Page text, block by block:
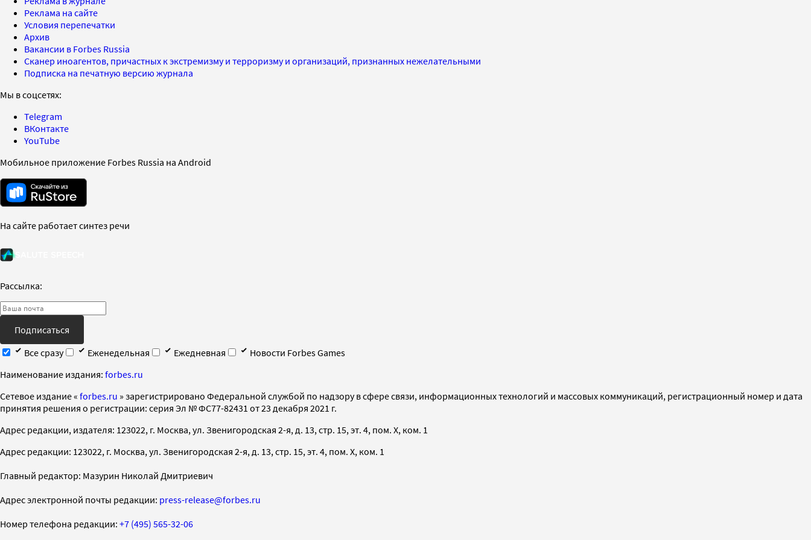
Реклама на сайте
Условия перепечатки
Архив
Вакансии в Forbes Russia
Сканер иноагентов, причастных к экстремизму и терроризму и организаций, признанных нежелательными
Подписка на печатную версию журнала
Мы в соцсетях:
Telegram
ВКонтакте
YouTube
Мобильное приложение Forbes Russia на Android
На сайте работает синтез речи
Рассылка:
Подписаться
Все сразу
Еженедельная Ежедневная
Новости Forbes Games
Наименование издания: forbes.ru
Cетевое издание « forbes.ru » зарегистрировано Федеральной службой по надзору в сфере связи, информационных технологий и массовых коммуникаций, регистрационный номер и дата
принятия решения о регистрации: серия Эл № ФС77-82431 от 23 декабря 2021 г.
Адрес редакции, издателя: 123022, г. Москва, ул. Звенигородская 2-я, д. 13, стр. 15, эт. 4, пом. X, ком. 1
Адрес редакции: 123022, г. Москва, ул. Звенигородская 2-я, д. 13, стр. 15, эт. 4, пом. X, ком. 1
Главный редактор: Мазурин Николай Дмитриевич
Адрес электронной почты редакции: press-release@forbes.ru
Номер телефона редакции: +7 (495) 565-32-06